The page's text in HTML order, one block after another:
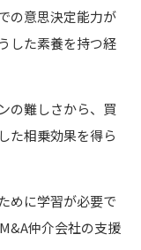
の意思決定能力が
した素養を持つ経
の難しさから、買
た相乗効果を得ら
めに学習が必要で
仲介会社の支援